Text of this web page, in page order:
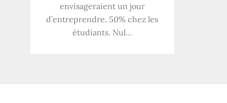
envisageraient un jour
d’entreprendre. 50% chez les
étudiants. Nul…